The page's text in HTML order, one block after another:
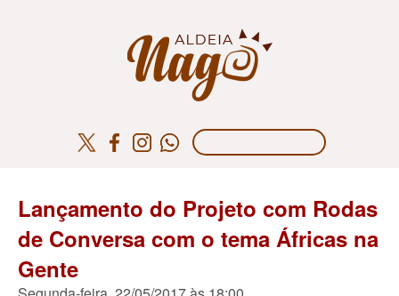
Lançamento do Projeto com Rodas
de Conversa com o tema Áfricas na
Gente